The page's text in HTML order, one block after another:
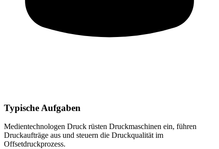
Typische Aufgaben
Medientechnologen Druck rüsten Druckmaschinen ein, führen
Druckaufträge aus und steuern die Druckqualität im
Offsetdruckprozess.